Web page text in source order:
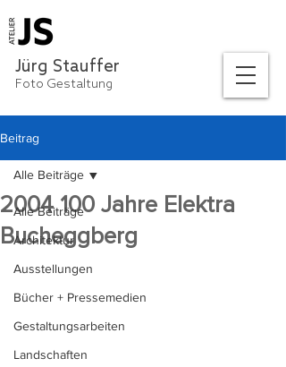
Jürg Stauffer
Foto Gestaltung
Beitrag
Alle Beiträge
Architektur
Ausstellungen
Bücher + Pressemedien
Gestaltungsarbeiten
Landschaften
Alle Beiträge
2004 100 Jahre Elektra
Bucheggberg